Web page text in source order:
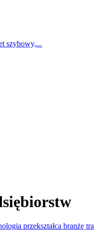
szybowy,...